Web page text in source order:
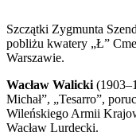
Szczątki Zygmunta
pobliżu kwatery „Ł”
Warszawie.
Wacław Walicki
Michał”, „Tesarro”,
Wileńskiego Armii
Wacław Lurdecki.